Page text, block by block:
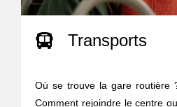
Transports
Où se trouve la gare routière
Comment rejoindre le centre